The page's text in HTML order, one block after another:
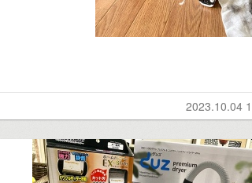
2023.10.04